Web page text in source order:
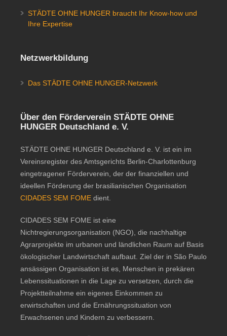
STÄDTE OHNE HUNGER braucht Ihr Know-how und
Ihre Expertise
Netzwerkbildung
Das STÄDTE OHNE HUNGER-Netzwerk
Über den Förderverein STÄDTE OHNE
HUNGER Deutschland e. V.
STÄDTE OHNE HUNGER Deutschland e. V. ist ein im
Vereinsregister des Amtsgerichts Berlin-Charlottenburg
eingetragener Förderverein, der der finanziellen und
ideellen Förderung der brasilianischen Organisation
CIDADES SEM FOME dient.
CIDADES SEM FOME ist eine
Nichtregierungsorganisation (NGO), die nachhaltige
Agrarprojekte im urbanen und ländlichen Raum auf Basis
ökologischer Landwirtschaft aufbaut. Ziel der in São Paulo
ansässigen Organisation ist es, Menschen in prekären
Lebenssituationen in die Lage zu versetzen, durch die
Projektteilnahme ein eigenes Einkommen zu
erwirtschaften und die Ernährungssituation von
Erwachsenen und Kindern zu verbessern.